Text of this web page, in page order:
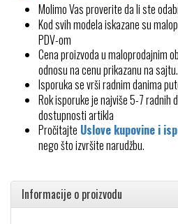
Molimo Vas proverite da li ste
Kod svih modela iskazane su
PDV-om
Cena proizvoda u maloprodajnim
odnosu na cenu prikazanu na sajtu.
Isporuka se vrši radnim danima
Rok isporuke je najviše 5-7 radnih
dostupnosti artikla
Pročitajte Uslove kupovine i
nego što izvršite narudžbu.
Informacije o proizvodu